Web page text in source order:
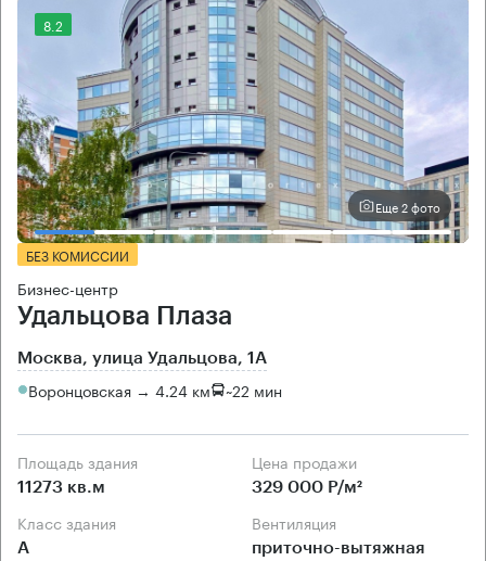
8.2
Еще 2 фото
БЕЗ КОМИССИИ
Бизнес-центр
Удальцова Плаза
Москва, улица Удальцова, 1А
Воронцовская → 4.24 км ~22 мин
Площадь здания
11273 кв.м
Цена продажи
329 000 Р/м²
Класс здания
А
Вентиляция
приточно-вытяжная